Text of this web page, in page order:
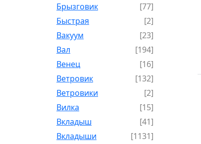
Брызговик
[77]
Быстрая
[2]
Вакуум
[23]
Вал
[194]
Венец
[16]
Ветровик
[132]
Ветровики
[2]
Вилка
[15]
Вкладыш
[41]
Вкладыши
[1131]